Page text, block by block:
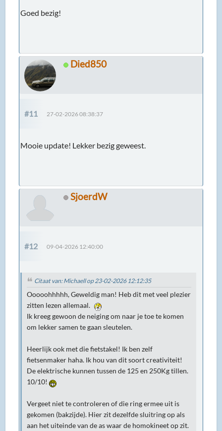
Goed bezig!
Died850
#11 27-02-2026 08:38:37
Mooie update! Lekker bezig geweest.
SjoerdW
#12 09-04-2026 12:40:00
Citaat van: Michaell op 23-02-2026 12:12:35
Ooooohhhhh, Geweldig man! Heb dit met veel plezier
zitten lezen allemaal.
Ik kreeg gewoon de neiging om naar je toe te komen
om lekker samen te gaan sleutelen.
Heerlijk ook met die fietstakel! Ik ben zelf
fietsenmaker haha. Ik hou van dit soort creativiteit!
De elektrische kunnen tussen de 125 en 250Kg tillen.
10/10!
Vergeet niet te controleren of die ring ermee uit is
gekomen (bakzijde). Hier zit dezelfde sluitring op als
aan het uiteinde van de as waar de homokineet op zit.